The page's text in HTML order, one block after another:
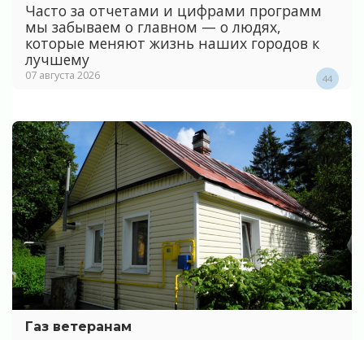
Часто за отчетами и цифрами программ
мы забываем о главном — о людях,
которые меняют жизнь наших городов к
лучшему
07 августа 2026 44
Газ ветеранам